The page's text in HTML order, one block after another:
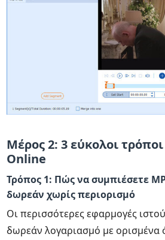
Μέρος 2: 3 εύκολοι
Online
Τρόπος 1: Πώς να συμπιέσετε
δωρεάν χωρίς περιορισμό
Οι περισσότερες εφαρμογές
δωρεάν λογαριασμό με ορισμένα